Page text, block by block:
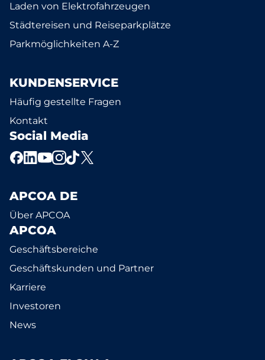
Laden von Elektrofahrzeugen
Städtereisen und Reiseparkplätze
Parkmöglichkeiten A-Z
KUNDENSERVICE
Häufig gestellte Fragen
Kontakt
Social Media
APCOA DE
Über APCOA
APCOA
Geschäftsbereiche
Geschäftskunden und Partner
Karriere
Investoren
News